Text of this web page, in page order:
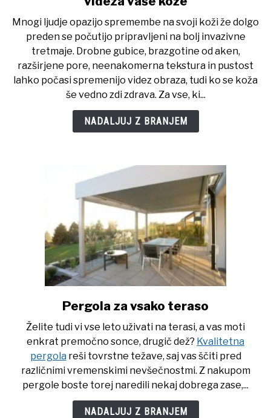
je
nežen
način
za
osvežitev
videza
vaše
Mnogi ljudje opazijo spremembe na svoji koži že dolgo
preden se počutijo pripravljeni na bolj invazivne
tretmaje. Drobne gubice, brazgotine od aken,
razširjene pore, neenakomerna tekstura in pustost
lahko počasi spremenijo videz obraza, tudi ko se koža
še vedno zdi zdrava. Za vse, ki...
NADALJUJ Z BRANJEM
link
Pergola
za
vsako
teraso
Pergola za vsako teraso
Želite tudi vi vse leto uživati na terasi, a vas moti
enkrat premočno sonce, drugič dež? Kvalitetna
pergola reši tovrstne težave, saj vas ščiti pred
različnimi vremenskimi nevšečnostmi. Z nakupom
pergole boste torej naredili nekaj dobrega zase,...
NADALJUJ Z BRANJEM